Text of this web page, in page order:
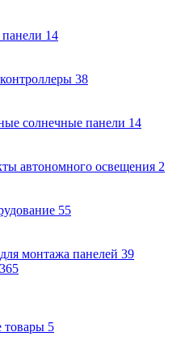
14
38
солнечные панели 14
автономного освещения 2
55
монтажа панелей 39
365
товары 5